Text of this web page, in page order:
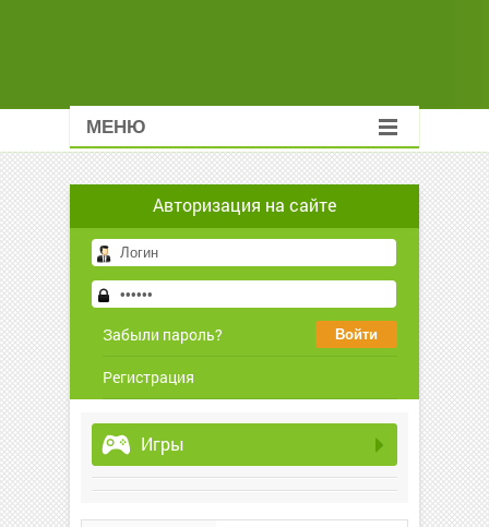
МЕНЮ
Авторизация на сайте
Забыли пароль?
Регистрация
Игры